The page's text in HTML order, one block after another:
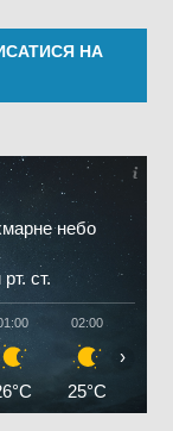
НА
небо
ст.
02:00
25°C
›